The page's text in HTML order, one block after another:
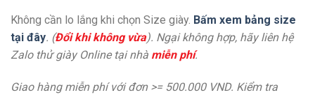
Không cần lo lắng khi chọn Size giày. Bấm xem bảng size
tại đây. (Đổi khi không vừa). Ngại không hợp, hãy liên hệ
Zalo thử giày Online tại nhà miễn phí.
Giao hàng miễn phí với đơn >= 500.000 VND. Kiểm tra